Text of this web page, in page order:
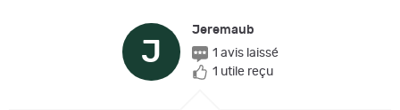
J
Jeremaub
1 avis laissé
1 utile reçu